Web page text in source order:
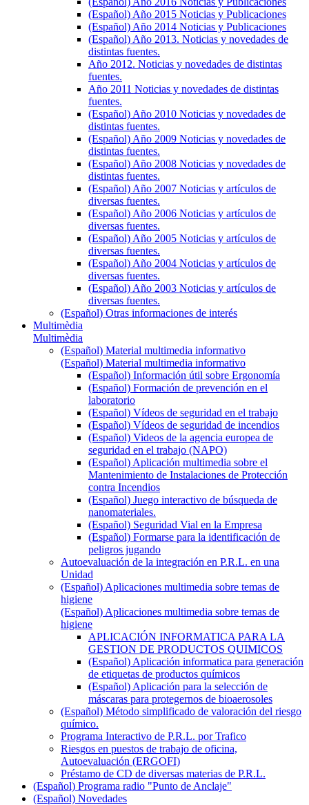
(Español) Año 2015 Noticias y Publicaciones
(Español) Año 2014 Noticias y Publicaciones
(Español) Año 2013. Noticias y novedades de
distintas fuentes.
Año 2012. Noticias y novedades de distintas
fuentes.
Año 2011 Noticias y novedades de distintas
fuentes.
(Español) Año 2010 Noticias y novedades de
distintas fuentes.
(Español) Año 2009 Noticias y novedades de
distintas fuentes.
(Español) Año 2008 Noticias y novedades de
distintas fuentes.
(Español) Año 2007 Noticias y artículos de
diversas fuentes.
(Español) Año 2006 Noticias y artículos de
diversas fuentes.
(Español) Año 2005 Noticias y artículos de
diversas fuentes.
(Español) Año 2004 Noticias y artículos de
diversas fuentes.
(Español) Año 2003 Noticias y artículos de
diversas fuentes.
(Español) Otras informaciones de interés
Multimèdia
Multimèdia
(Español) Material multimedia informativo
(Español) Material multimedia informativo
(Español) Información útil sobre Ergonomía
(Español) Formación de prevención en el
laboratorio
(Español) Vídeos de seguridad en el trabajo
(Español) Vídeos de seguridad de incendios
(Español) Videos de la agencia europea de
seguridad en el trabajo (NAPO)
(Español) Aplicación multimedia sobre el
Mantenimiento de Instalaciones de Protección
contra Incendios
(Español) Juego interactivo de búsqueda de
nanomateriales.
(Español) Seguridad Vial en la Empresa
(Español) Formarse para la identificación de
peligros jugando
Autoevaluación de la integración en P.R.L. en una
Unidad
(Español) Aplicaciones multimedia sobre temas de
higiene
(Español) Aplicaciones multimedia sobre temas de
higiene
APLICACIÓN INFORMATICA PARA LA
GESTION DE PRODUCTOS QUIMICOS
(Español) Aplicación informatica para generación
de etiquetas de productos químicos
(Español) Aplicación para la selección de
máscaras para protegernos de bioaerosoles
(Español) Método simplificado de valoración del riesgo
químico.
Programa Interactivo de P.R.L. por Trafico
Riesgos en puestos de trabajo de oficina,
Autoevaluación (ERGOFI)
Préstamo de CD de diversas materias de P.R.L.
(Español) Programa radio "Punto de Anclaje"
(Español) Novedades